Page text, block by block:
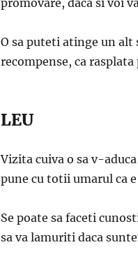
O sa puteti atinge un
recompense, ca
LEU
Vizita cuiva o sa v-
pune cu totii umarul ca
Se poate sa faceti
sa va lamuriti daca